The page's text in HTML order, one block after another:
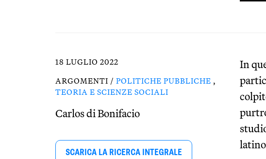
18 LUGLIO 2022
ARGOMENTI / POLITICHE PUBBLICHE ,
TEORIA E SCIENZE SOCIALI
Carlos di Bonifacio
SCARICA LA RICERCA INTEGRALE
In